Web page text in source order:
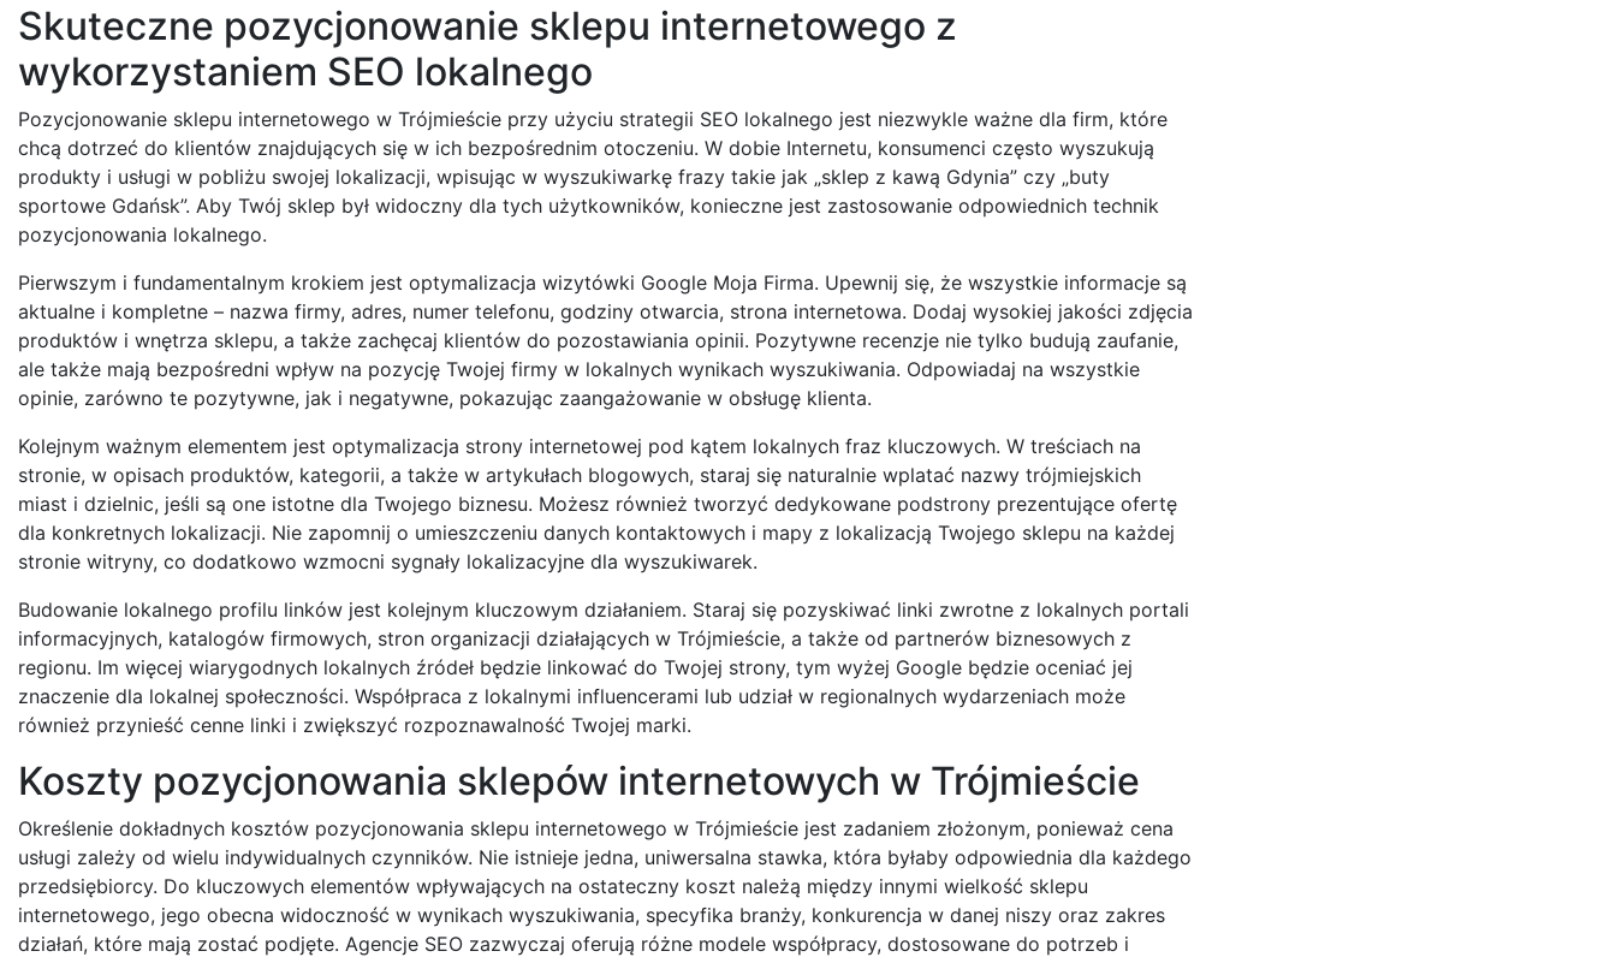
Skuteczne pozycjonowanie sklepu internetowego z
wykorzystaniem SEO lokalnego
Pozycjonowanie sklepu internetowego w Trójmieście przy użyciu strategii SEO lokalnego jest niezwykle ważne dla firm, które
chcą dotrzeć do klientów znajdujących się w ich bezpośrednim otoczeniu. W dobie Internetu, konsumenci często wyszukują
produkty i usługi w pobliżu swojej lokalizacji, wpisując w wyszukiwarkę frazy takie jak „sklep z kawą Gdynia” czy „buty
sportowe Gdańsk”. Aby Twój sklep był widoczny dla tych użytkowników, konieczne jest zastosowanie odpowiednich technik
pozycjonowania lokalnego.
Pierwszym i fundamentalnym krokiem jest optymalizacja wizytówki Google Moja Firma. Upewnij się, że wszystkie informacje są
aktualne i kompletne – nazwa firmy, adres, numer telefonu, godziny otwarcia, strona internetowa. Dodaj wysokiej jakości zdjęcia
produktów i wnętrza sklepu, a także zachęcaj klientów do pozostawiania opinii. Pozytywne recenzje nie tylko budują zaufanie,
ale także mają bezpośredni wpływ na pozycję Twojej firmy w lokalnych wynikach wyszukiwania. Odpowiadaj na wszystkie
opinie, zarówno te pozytywne, jak i negatywne, pokazując zaangażowanie w obsługę klienta.
Kolejnym ważnym elementem jest optymalizacja strony internetowej pod kątem lokalnych fraz kluczowych. W treściach na
stronie, w opisach produktów, kategorii, a także w artykułach blogowych, staraj się naturalnie wplatać nazwy trójmiejskich
miast i dzielnic, jeśli są one istotne dla Twojego biznesu. Możesz również tworzyć dedykowane podstrony prezentujące ofertę
dla konkretnych lokalizacji. Nie zapomnij o umieszczeniu danych kontaktowych i mapy z lokalizacją Twojego sklepu na każdej
stronie witryny, co dodatkowo wzmocni sygnały lokalizacyjne dla wyszukiwarek.
Budowanie lokalnego profilu linków jest kolejnym kluczowym działaniem. Staraj się pozyskiwać linki zwrotne z lokalnych portali
informacyjnych, katalogów firmowych, stron organizacji działających w Trójmieście, a także od partnerów biznesowych z
regionu. Im więcej wiarygodnych lokalnych źródeł będzie linkować do Twojej strony, tym wyżej Google będzie oceniać jej
znaczenie dla lokalnej społeczności. Współpraca z lokalnymi influencerami lub udział w regionalnych wydarzeniach może
również przynieść cenne linki i zwiększyć rozpoznawalność Twojej marki.
Koszty pozycjonowania sklepów internetowych w Trójmieście
Określenie dokładnych kosztów pozycjonowania sklepu internetowego w Trójmieście jest zadaniem złożonym, ponieważ cena
usługi zależy od wielu indywidualnych czynników. Nie istnieje jedna, uniwersalna stawka, która byłaby odpowiednia dla każdego
przedsiębiorcy. Do kluczowych elementów wpływających na ostateczny koszt należą między innymi wielkość sklepu
internetowego, jego obecna widoczność w wynikach wyszukiwania, specyfika branży, konkurencja w danej niszy oraz zakres
działań, które mają zostać podjęte. Agencje SEO zazwyczaj oferują różne modele współpracy, dostosowane do potrzeb i